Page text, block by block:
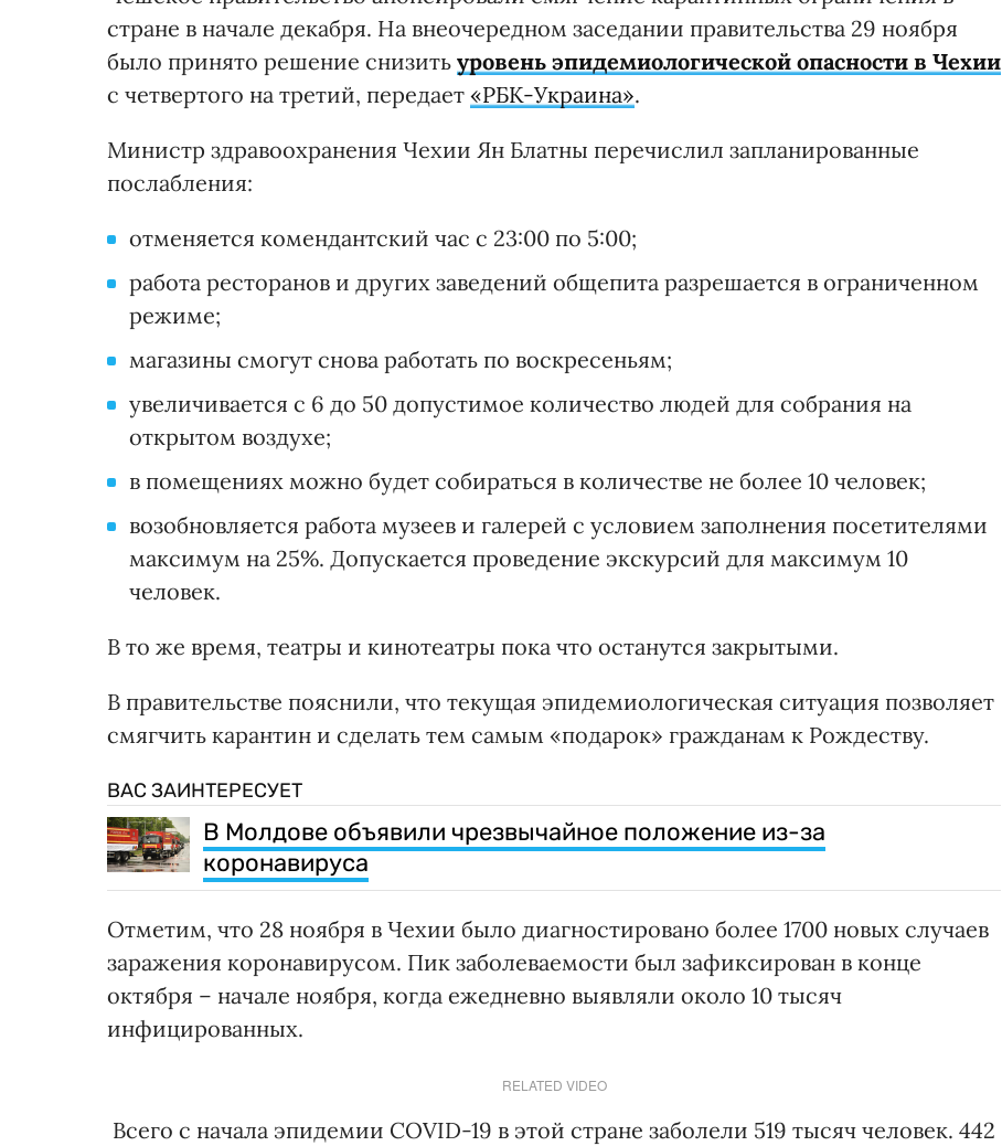
стране в начале декабря. На внеочередном заседании правительства 29 ноября
было принято решение снизить уровень эпидемиологической опасности в Чехии
с четвертого на третий, передает «РБК-Украина».
Министр здравоохранения Чехии Ян Блатны перечислил запланированные
послабления:
отменяется комендантский час с 23:00 по 5:00;
работа ресторанов и других заведений общепита разрешается в ограниченном
режиме;
магазины смогут снова работать по воскресеньям;
увеличивается с 6 до 50 допустимое количество людей для собрания на
открытом воздухе;
в помещениях можно будет собираться в количестве не более 10 человек;
возобновляется работа музеев и галерей с условием заполнения посетителями
максимум на 25%. Допускается проведение экскурсий для максимум 10
человек.
В то же время, театры и кинотеатры пока что останутся закрытыми.
В правительстве пояснили, что текущая эпидемиологическая ситуация позволяет
смягчить карантин и сделать тем самым «подарок» гражданам к Рождеству.
ВАС ЗАИНТЕРЕСУЕТ
В Молдове объявили чрезвычайное положение из-за
коронавируса
Отметим, что 28 ноября в Чехии было диагностировано более 1700 новых случаев
заражения коронавирусом. Пик заболеваемости был зафиксирован в конце
октября – начале ноября, когда ежедневно выявляли около 10 тысяч
инфицированных.
RELATED VIDEO
Всего с начала эпидемии COVID-19 в этой стране заболели 519 тысяч человек. 442